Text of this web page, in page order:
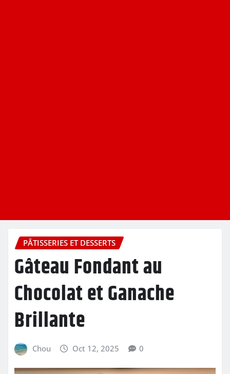
PÂTISSERIES ET DESSERTS
Gâteau Fondant au
Chocolat et Ganache
Brillante
Chou Oct 12, 2025 0